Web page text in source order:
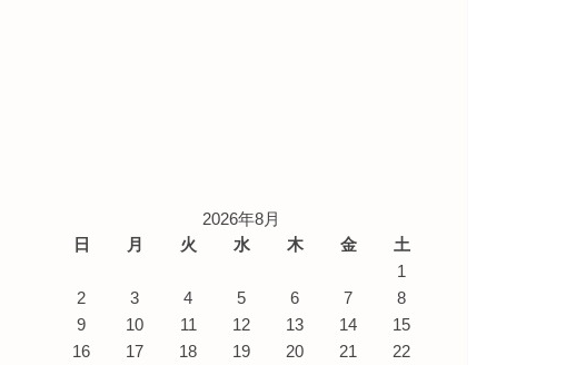
2026年8月
日
月 火 水 木 金
土
1
2
3 4 5 6 7
8
9
10 11 12 13 14
15
16
17 18 19 20 21 22